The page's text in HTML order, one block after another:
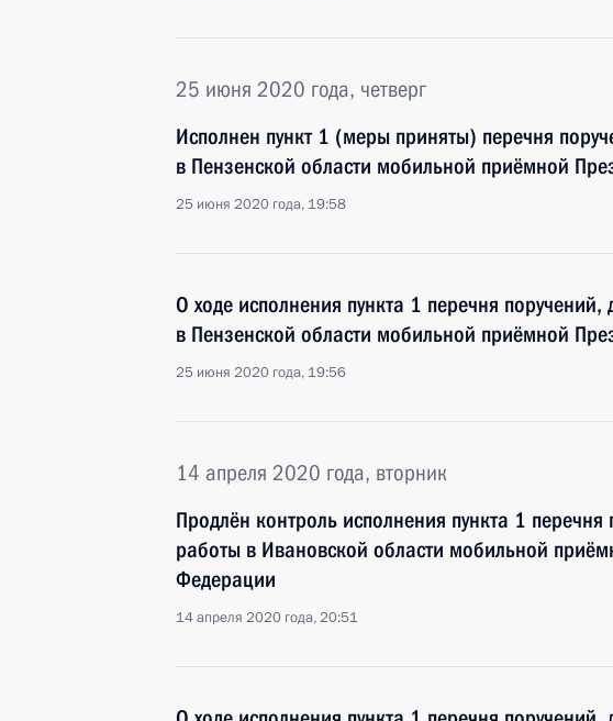
25 июня 2020 года, четверг
Исполнен пункт 1 (меры приняты) перечня
в Пензенской области мобильной приёмной
25 июня 2020 года, 19:58
О ходе исполнения пункта 1 перечня
в Пензенской области мобильной приёмной
25 июня 2020 года, 19:56
14 апреля 2020 года, вторник
Продлён контроль исполнения пункта 1
работы в Ивановской области мобильной
Федерации
14 апреля 2020 года, 20:51